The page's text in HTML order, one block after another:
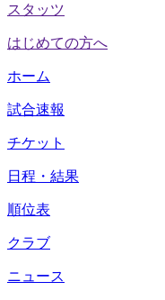
スタッツ
はじめての方へ
ホーム
試合速報
チケット
日程・結果
順位表
クラブ
ニュース